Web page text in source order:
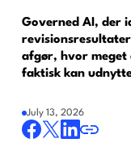
Governed AI, der
afgør, hvor meget
faktisk kan
July 13, 2026